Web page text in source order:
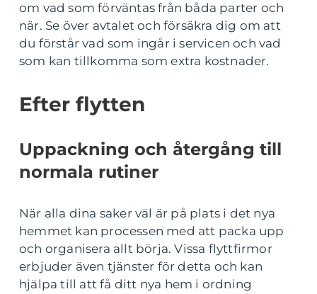
om vad som förväntas från båda parter och
när. Se över avtalet och försäkra dig om att
du förstår vad som ingår i servicen och vad
som kan tillkomma som extra kostnader.
Efter flytten
Uppackning och återgång till
normala rutiner
När alla dina saker väl är på plats i det nya
hemmet kan processen med att packa upp
och organisera allt börja. Vissa flyttfirmor
erbjuder även tjänster för detta och kan
hjälpa till att få ditt nya hem i ordning